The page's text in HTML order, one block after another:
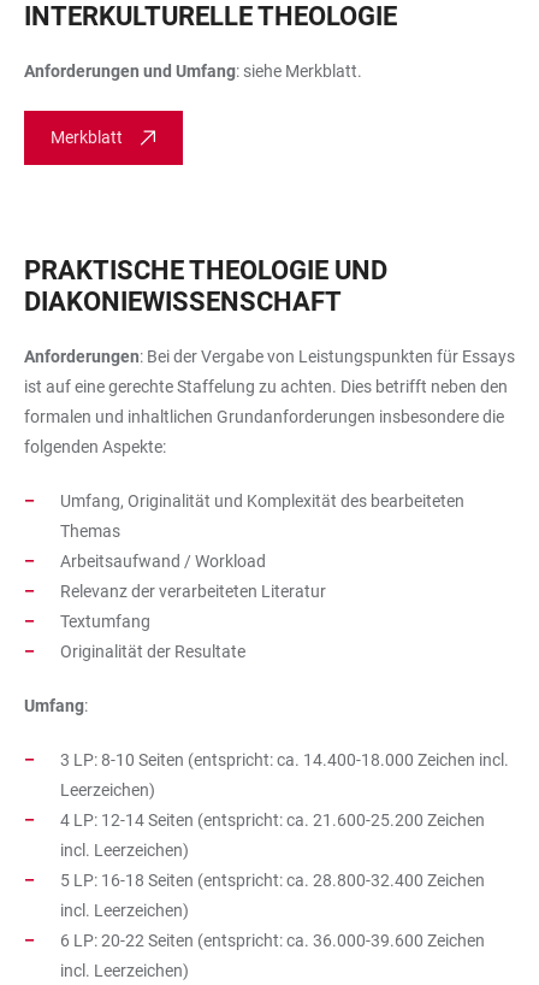
INTERKULTURELLE THEOLOGIE
Anforderungen und Umfang: siehe Merkblatt.
Merkblatt
PRAKTISCHE THEOLOGIE UND
DIAKONIEWISSENSCHAFT
Anforderungen: Bei der Vergabe von Leistungspunkten für Essays
ist auf eine gerechte Staffelung zu achten. Dies betrifft neben den
formalen und inhaltlichen Grundanforderungen insbesondere die
folgenden Aspekte:
Umfang, Originalität und Komplexität des bearbeiteten
Themas
Arbeitsaufwand / Workload
Relevanz der verarbeiteten Literatur
Textumfang
Originalität der Resultate
Umfang:
3 LP: 8-10 Seiten (entspricht: ca. 14.400-18.000 Zeichen incl.
Leerzeichen)
4 LP: 12-14 Seiten (entspricht: ca. 21.600-25.200 Zeichen
incl. Leerzeichen)
5 LP: 16-18 Seiten (entspricht: ca. 28.800-32.400 Zeichen
incl. Leerzeichen)
6 LP: 20-22 Seiten (entspricht: ca. 36.000-39.600 Zeichen
incl. Leerzeichen)